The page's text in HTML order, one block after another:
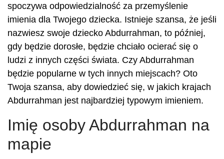
spoczywa odpowiedzialność za przemyślenie
imienia dla Twojego dziecka. Istnieje szansa, że jeśli
nazwiesz swoje dziecko Abdurrahman, to później,
gdy będzie dorosłe, będzie chciało ocierać się o
ludzi z innych części świata. Czy Abdurrahman
będzie popularne w tych innych miejscach? Oto
Twoja szansa, aby dowiedzieć się, w jakich krajach
Abdurrahman jest najbardziej typowym imieniem.
Imię osoby Abdurrahman na
mapie